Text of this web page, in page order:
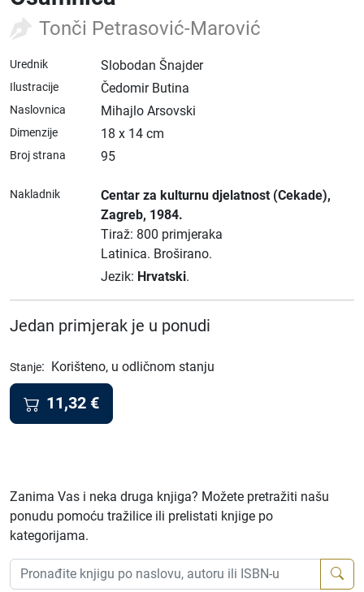
Tonči Petrasović-Marović
Urednik Slobodan Šnajder
Ilustracije Čedomir Butina
Naslovnica Mihajlo Arsovski
Dimenzije 18 x 14 cm
Broj strana 95
Nakladnik Centar za kulturnu djelatnost (Cekade),
Zagreb, 1984.
Tiraž: 800 primjeraka
Latinica. Broširano.
Jezik: Hrvatski.
Jedan primjerak je u ponudi
Stanje: Korišteno, u odličnom stanju
11,32 €
Zanima Vas i neka druga knjiga? Možete pretražiti našu
ponudu pomoću tražilice ili prelistati knjige po
kategorijama.